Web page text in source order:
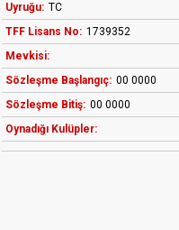
Uyruğu: TC
TFF Lisans No: 1739352
Mevkisi:
Sözleşme Başlangıç: 00 0000
Sözleşme Bitiş: 00 0000
Oynadığı Kulüpler: